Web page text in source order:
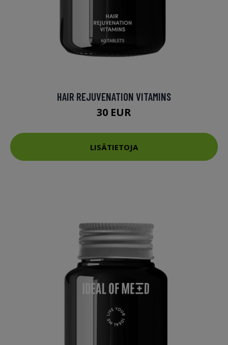
HAIR REJUVENATION VITAMINS
30 EUR
LISÄTIETOJA